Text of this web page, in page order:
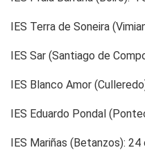
IES Terra de Soneira
IES Sar (Santiago de
IES Blanco Amor
IES Eduardo Pondal
IES Mariñas (Betanzos): 24